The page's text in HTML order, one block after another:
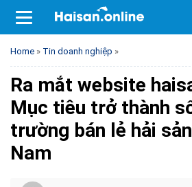
Home » Tin doanh nghiệp »
Ra mắt website
Mục tiêu trở thành
trường bán lẻ hải
Nam